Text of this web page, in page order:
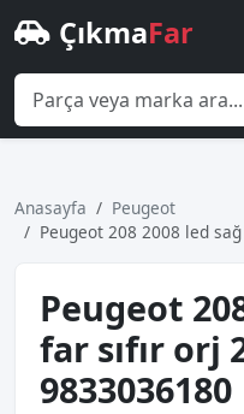
ÇıkmaFar
Anasayfa
Peugeot
Peugeot 208 2008 led
Peugeot
far sıfır orj
9833036180